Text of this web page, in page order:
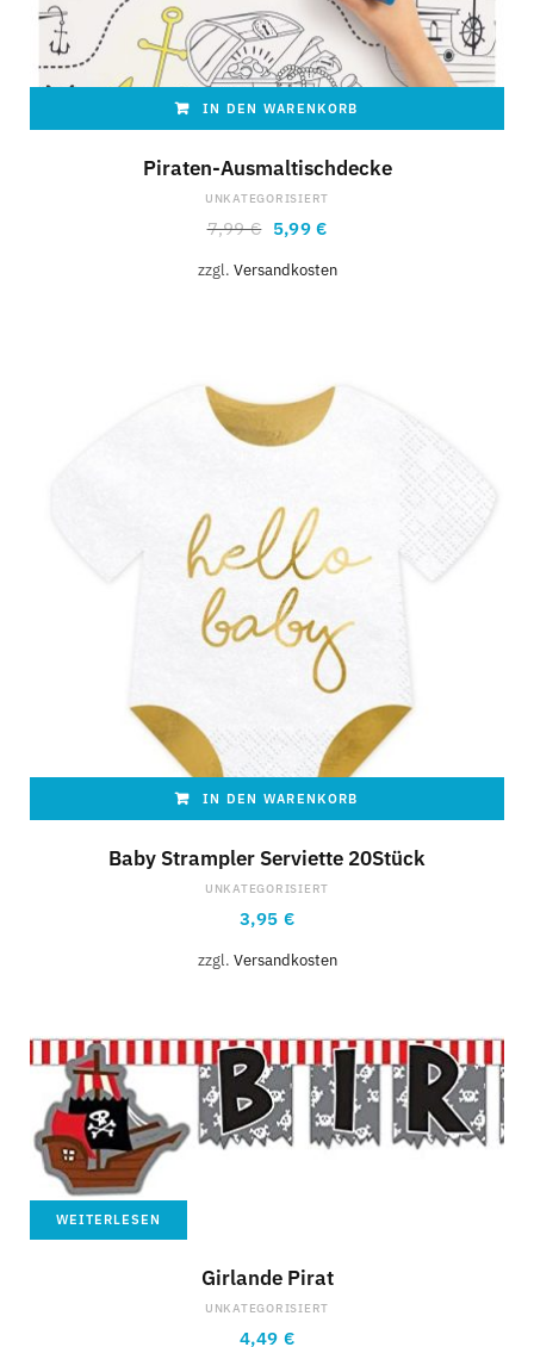
IN DEN WARENKORB
Piraten-Ausmaltischdecke
UNKATEGORISIERT
7,99€ 5,99€
zzgl. Versandkosten
IN DEN WARENKORB
Baby Strampler Serviette 20Stück
UNKATEGORISIERT
3,95 €
zzgl. Versandkosten
WEITERLESEN
Girlande Pirat
UNKATEGORISIERT
4,49 €